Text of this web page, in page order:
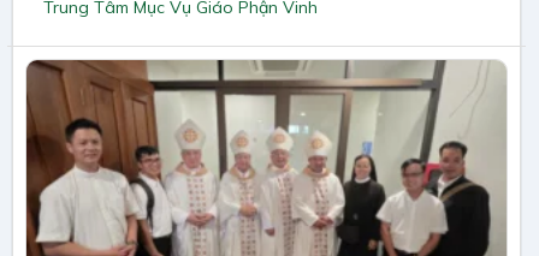
Trung Tâm Mục Vụ Giáo Phận Vinh